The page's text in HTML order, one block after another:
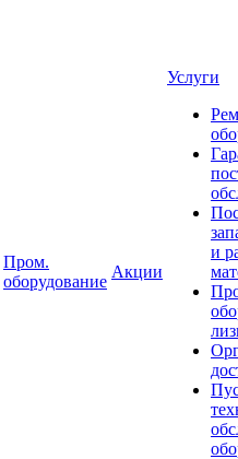
Пром.
оборудование
Акции
Услуги
и